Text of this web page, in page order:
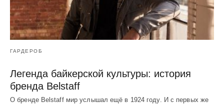
ГАРДЕРОБ
Легенда байкерской культуры: история
бренда Belstaff
О бренде Belstaff мир услышал ещё в 1924 году. И с первых же